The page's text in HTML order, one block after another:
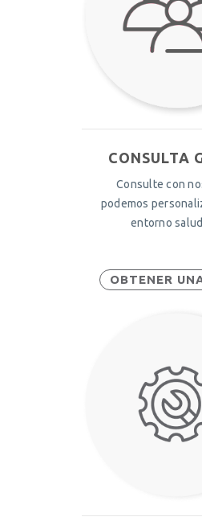
CONSULTA
Consulte con
podemos
entorno
OBTENER